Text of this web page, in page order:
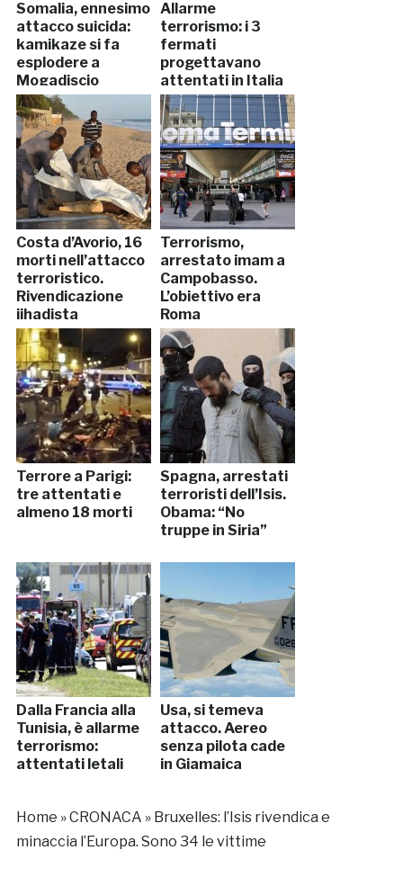
Somalia, ennesimo
attacco suicida:
kamikaze si fa
esplodere a
Mogadiscio
Allarme
terrorismo: i 3
fermati
progettavano
attentati in Italia
Costa d’Avorio, 16
morti nell’attacco
terroristico.
Rivendicazione
jihadista
Terrorismo,
arrestato imam a
Campobasso.
L’obiettivo era
Roma
Terrore a Parigi:
tre attentati e
almeno 18 morti
Spagna, arrestati
terroristi dell’Isis.
Obama: “No
truppe in Siria”
Dalla Francia alla
Tunisia, è allarme
terrorismo:
attentati letali
Usa, si temeva
attacco. Aereo
senza pilota cade
in Giamaica
Home »CRONACA » Bruxelles: l’Isis rivendica e
minaccia l’Europa. Sono 34 le vittime